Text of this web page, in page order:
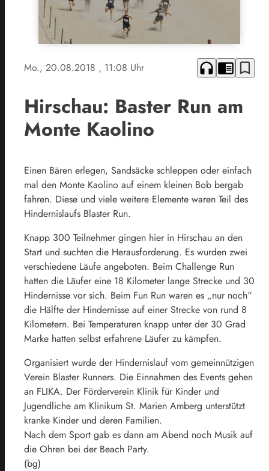
Mo., 20.08.2018 , 11:08 Uhr headphones chrome_reader_mode bookmark_border
Hirschau: Baster Run am
Monte Kaolino
Einen Bären erlegen, Sandsäcke schleppen oder einfach
mal den Monte Kaolino auf einem kleinen Bob bergab
fahren. Diese und viele weitere Elemente waren Teil des
Hindernislaufs Blaster Run.
Knapp 300 Teilnehmer gingen hier in Hirschau an den
Start und suchten die Herausforderung. Es wurden zwei
verschiedene Läufe angeboten. Beim Challenge Run
hatten die Läufer eine 18 Kilometer lange Strecke und 30
Hindernisse vor sich. Beim Fun Run waren es „nur noch“
die Hälfte der Hindernisse auf einer Strecke von rund 8
Kilometern. Bei Temperaturen knapp unter der 30 Grad
Marke hatten selbst erfahrene Läufer zu kämpfen.
Organisiert wurde der Hindernislauf vom gemeinnützigen
Verein Blaster Runners. Die Einnahmen des Events gehen
an FLIKA. Der Förderverein Klinik für Kinder und
Jugendliche am Klinikum St. Marien Amberg unterstützt
kranke Kinder und deren Familien.
Nach dem Sport gab es dann am Abend noch Musik auf
die Ohren bei der Beach Party.
(bg)